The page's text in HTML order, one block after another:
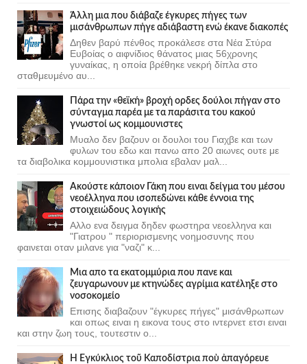
Άλλη μια που διάβαζε έγκυρες πήγες των
μισάνθρωπων πήγε αδιάβαστη ενώ έκανε διακοπές
Δηθεν βαρύ πένθος προκάλεσε στα Νέα Στύρα
Ευβοίας ο αιφνίδιος θάνατος μιας 56χρονης
γυναίκας, η οποία βρέθηκε νεκρή δίπλα στο
σταθμευμένο αυ...
Πάρα την «θεϊκή» βροχή ορδες δούλοι πήγαν στο
σύνταγμα παρέα με τα παράσιτα του κακού
γνωστοί ως κομμουνιστες
Μυαλο δεν βαζουν οι δουλοι του Γιαχβε και των
φυλων του εδω και πανω απο 20 αιωνες ουτε με
τα διαβολικα κομμουνιστικα μπολια εβαλαν μαλ...
Ακούστε κάποιον Γάκη που ειναι δείγμα του μέσου
νεοέλληνα που ισοπεδώνει κάθε έννοια της
στοιχειώδους λογικής
Αλλο ενα δειγμα δηδεν φωστηρα νεοελληνα και
"Γιατρου " περιορισμενης νοημοσυνης που
φαινεται οταν μιλανε για "ναζι" κ...
Μια απο τα εκατομμύρια που πανε και
ζευγαρωνουν με κτηνώδες αγρίμια κατέληξε στο
νοσοκομείο
Επισης διαβαζουν "έγκυρες πήγες" μισάνθρωπων
και οπως ειναι η εικονα τους στο ιντερνετ ετσι ειναι
και στην ζωη τους, τουτεστιν ο...
Ἡ Ἐγκύκλιος τοῦ Καποδίστρια ποὺ ἀπαγόρευε